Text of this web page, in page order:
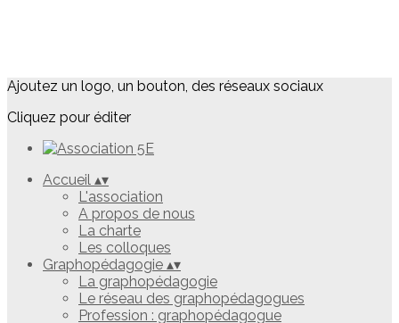
Ajoutez un logo, un bouton, des réseaux sociaux
Cliquez pour éditer
Accueil ▴▾
L'association
A propos de nous
La charte
Les colloques
Graphopédagogie ▴▾
La graphopédagogie
Le réseau des graphopédagogues
Profession : graphopédagogue